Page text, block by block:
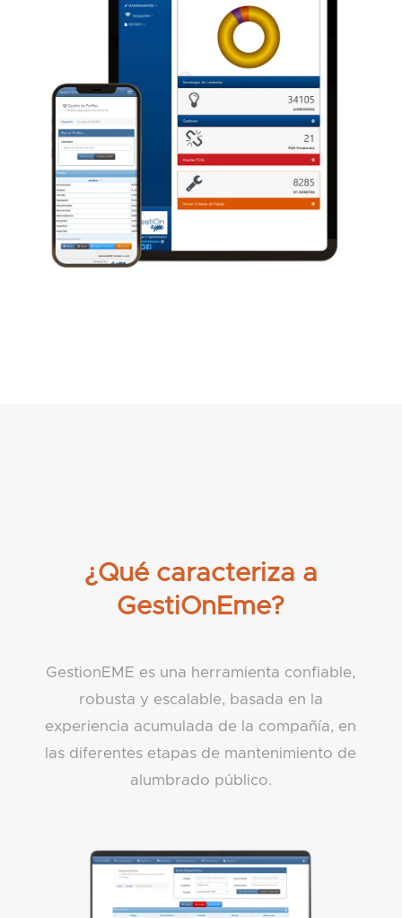
¿Qué caracteriza a
GestiOnEme?
GestionEME es una herramienta confiable,
robusta y escalable, basada en la
experiencia acumulada de la compañía, en
las diferentes etapas de mantenimiento de
alumbrado público.